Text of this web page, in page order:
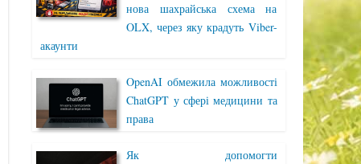
нова шахрайська схема на
OLX, через яку крадуть Viber-
акаунти
OpenAI обмежила можливості
ChatGPT у сфері медицини та
права
Як допомогти